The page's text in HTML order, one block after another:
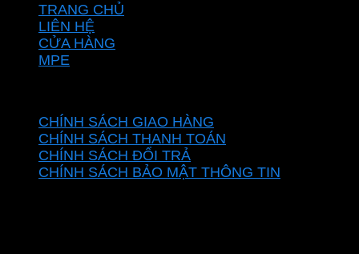
TRANG CHỦ
LIÊN HỆ
CỬA HÀNG
MPE
CHÍNH SÁCH GIAO HÀNG
CHÍNH SÁCH THANH TOÁN
CHÍNH SÁCH ĐỔI TRẢ
CHÍNH SÁCH BẢO MẬT THÔNG TIN